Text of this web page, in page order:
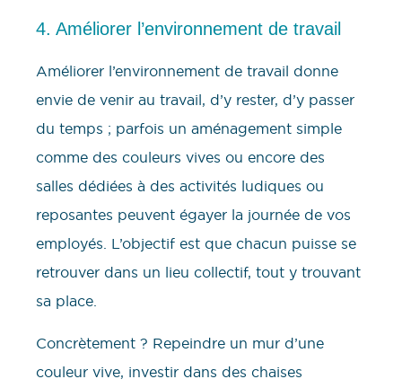
4. Améliorer l’environnement de travail
Améliorer l’environnement de travail donne
envie de venir au travail, d’y rester, d’y passer
du temps ; parfois un aménagement simple
comme des couleurs vives ou encore des
salles dédiées à des activités ludiques ou
reposantes peuvent égayer la journée de vos
employés. L’objectif est que chacun puisse se
retrouver dans un lieu collectif, tout y trouvant
sa place.
Concrètement ? Repeindre un mur d’une
couleur vive, investir dans des chaises